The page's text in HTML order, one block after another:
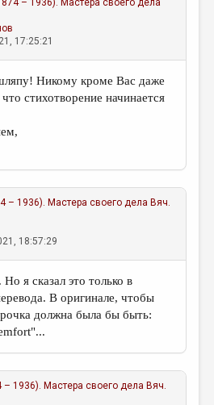
– 1936). Мастера своего дела
17:25:21
Никому кроме Вас даже
стихотворение начинается
– 1936). Мастера своего дела Вяч.
18:57:29
я сказал это только в
В оригинале, чтобы
должна была бы быть:
– 1936). Мастера своего дела Вяч.